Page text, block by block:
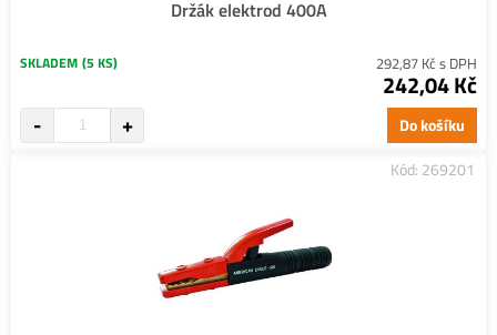
Držák elektrod 400A
SKLADEM (5 KS) 292,87 Kč s DPH
242,04 Kč
Do košíku
Kód: 269201